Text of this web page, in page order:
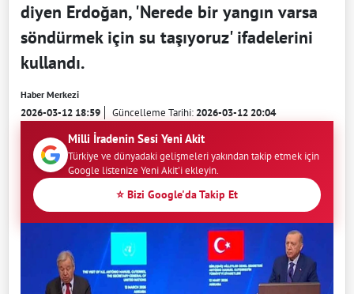
diyen Erdoğan, 'Nerede bir yangın varsa
söndürmek için su taşıyoruz' ifadelerini
kullandı.
Haber Merkezi
2026-03-12 18:59 Güncelleme Tarihi:2026-03-12 20:04
Milli İradenin Sesi Yeni Akit
Türkiye ve dünyadaki gelişmeleri yakından takip etmek için
Google listenize Yeni Akit'i ekleyin.
⭐ Bizi Google'da Takip Et